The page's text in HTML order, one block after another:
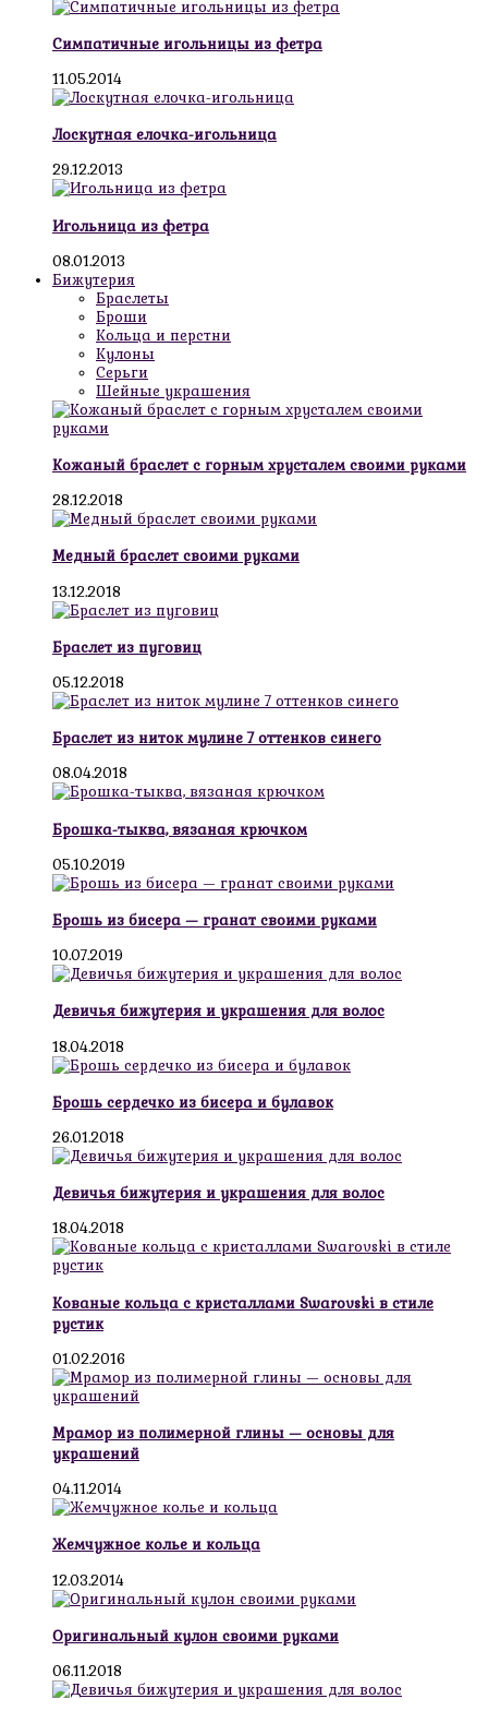
Симпатичные игольницы из фетра
11.05.2014
Лоскутная елочка-игольница
29.12.2013
Игольница из фетра
08.01.2013
Бижутерия
Браслеты
Броши
Кольца и перстни
Кулоны
Серьги
Шейные украшения
Кожаный браслет с горным хрусталем своими руками
28.12.2018
Медный браслет своими руками
13.12.2018
Браслет из пуговиц
05.12.2018
Браслет из ниток мулине 7 оттенков синего
08.04.2018
Брошка-тыква, вязаная крючком
05.10.2019
Брошь из бисера — гранат своими руками
10.07.2019
Девичья бижутерия и украшения для волос
18.04.2018
Брошь сердечко из бисера и булавок
26.01.2018
Девичья бижутерия и украшения для волос
18.04.2018
Кованые кольца с кристаллами Swarovski в стиле
рустик
01.02.2016
Мрамор из полимерной глины — основы для
украшений
04.11.2014
Жемчужное колье и кольца
12.03.2014
Оригинальный кулон своими руками
06.11.2018